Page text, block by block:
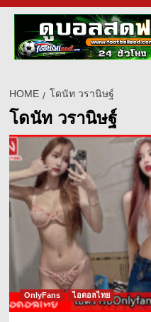
HOME โดนัท วรานิษฐ์
โดนัท วรานิษฐ์
OnlyFans ไอดอลไทย